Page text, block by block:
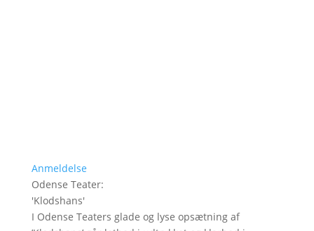
Anmeldelse
Odense Teater:
'Klodshans'
I Odense Teaters glade og lyse opsætning af